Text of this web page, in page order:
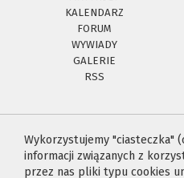
KALENDARZ
FORUM
WYWIADY
GALERIE
RSS
Wykorzystujemy "ciasteczka"
informacji związanych z
przez nas pliki typu cookies